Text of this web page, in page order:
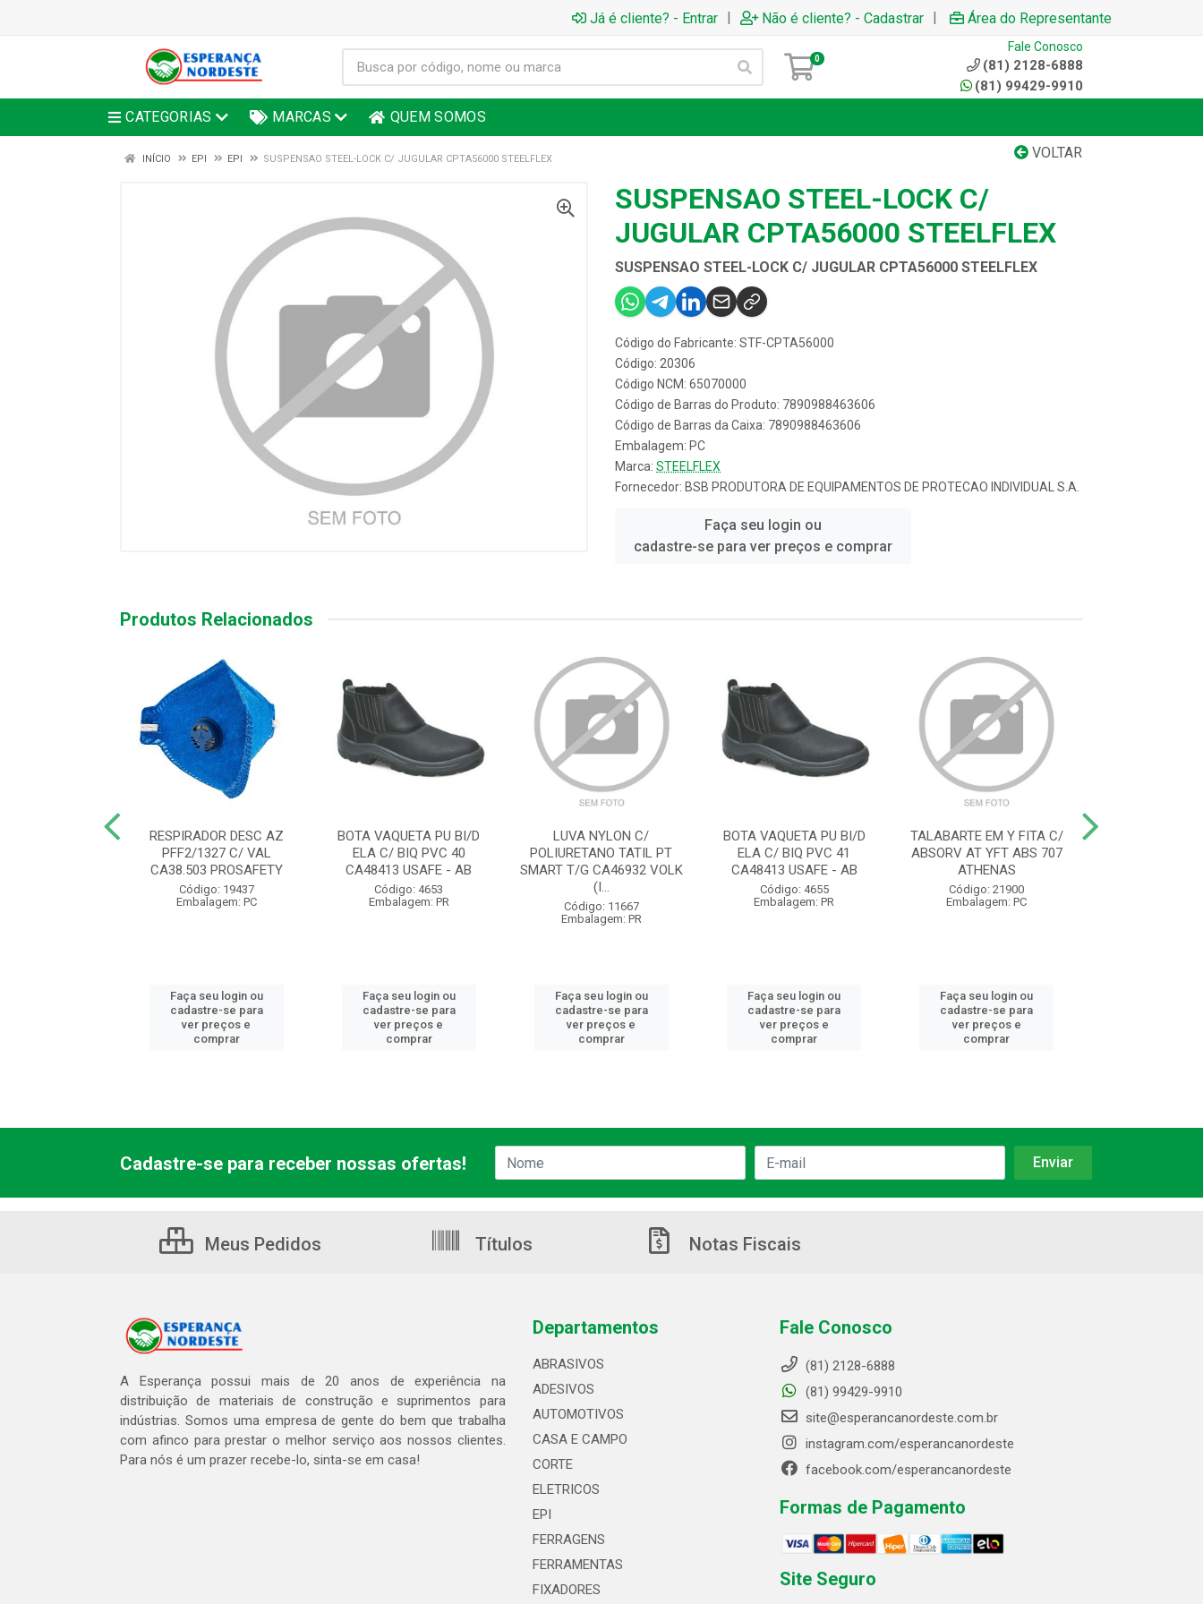
Já é cliente? - Entrar | Não é cliente? - Cadastrar | Área do Representante
0
Fale Conosco
(81) 2128-6888
(81) 99429-9910
CATEGORIAS MARCAS QUEM SOMOS
VOLTAR
INÍCIO EPI EPI SUSPENSAO STEEL-LOCK C/ JUGULAR CPTA56000 STEELFLEX
SUSPENSAO STEEL-LOCK C/
JUGULAR CPTA56000 STEELFLEX
SUSPENSAO STEEL-LOCK C/ JUGULAR CPTA56000 STEELFLEX
Código do Fabricante: STF-CPTA56000
Código: 20306
Código NCM: 65070000
Código de Barras do Produto: 7890988463606
Código de Barras da Caixa: 7890988463606
Embalagem: PC
Marca: STEELFLEX
Fornecedor: BSB PRODUTORA DE EQUIPAMENTOS DE PROTECAO INDIVIDUAL S.A.
Faça seu login ou
cadastre-se para ver preços e comprar
Produtos Relacionados
RESPIRADOR DESC AZ
PFF2/1327 C/ VAL
CA38.503 PROSAFETY
Código: 19437
Embalagem: PC
Faça seu login ou
cadastre-se para
ver preços e
comprar
BOTA VAQUETA PU BI/D
ELA C/ BIQ PVC 40
CA48413 USAFE - AB
Código: 4653
Embalagem: PR
Faça seu login ou
cadastre-se para
ver preços e
comprar
LUVA NYLON C/
POLIURETANO TATIL PT
SMART T/G CA46932 VOLK
(I...
Código: 11667
Embalagem: PR
Faça seu login ou
cadastre-se para
ver preços e
comprar
BOTA VAQUETA PU BI/D
ELA C/ BIQ PVC 41
CA48413 USAFE - AB
Código: 4655
Embalagem: PR
Faça seu login ou
cadastre-se para
ver preços e
comprar
TALABARTE EM Y FITA C/
ABSORV AT YFT ABS 707
ATHENAS
Código: 21900
Embalagem: PC
Faça seu login ou
cadastre-se para
ver preços e
comprar
Cadastre-se para receber nossas ofertas!
Meus Pedidos Títulos Notas Fiscais
A Esperança possui mais de 20 anos de experiência na
distribuição de materiais de construção e suprimentos para
indústrias. Somos uma empresa de gente do bem que trabalha
com afinco para prestar o melhor serviço aos nossos clientes.
Para nós é um prazer recebe-lo, sinta-se em casa!
Departamentos
ABRASIVOS
ADESIVOS
AUTOMOTIVOS
CASA E CAMPO
CORTE
ELETRICOS
EPI
FERRAGENS
FERRAMENTAS
FIXADORES
Fale Conosco
(81) 2128-6888
(81) 99429-9910
site@esperancanordeste.com.br
instagram.com/esperancanordeste
facebook.com/esperancanordeste
Formas de Pagamento
Site Seguro